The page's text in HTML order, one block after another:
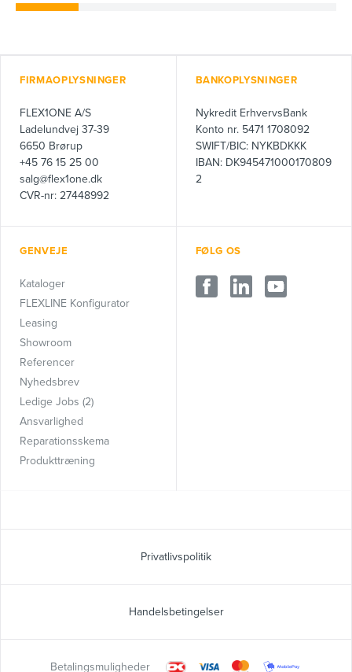
FIRMAOPLYSNINGER
FLEX1ONE A/S
Ladelundvej 37-39
6650 Brørup
+45 76 15 25 00
salg@flex1one.dk
CVR-nr: 27448992
BANKOPLYSNINGER
Nykredit ErhvervsBank
Konto nr. 5471 1708092
SWIFT/BIC: NYKBDKKK
IBAN: DK945471000170809
2
GENVEJE
Kataloger
FLEXLINE Konfigurator
Leasing
Showroom
Referencer
Nyhedsbrev
Ledige Jobs (2)
Ansvarlighed
Reparationsskema
Produkttræning
FØLG OS
Privatlivspolitik
Handelsbetingelser
Betalingsmuligheder